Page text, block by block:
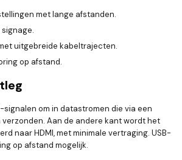
met lange afstanden.
uitgebreide kabeltrajecten.
op afstand.
signalen om in datastromen die via een
Aan de andere kant wordt het
naar HDMI, met minimale vertraging. USB-
op afstand mogelijk.